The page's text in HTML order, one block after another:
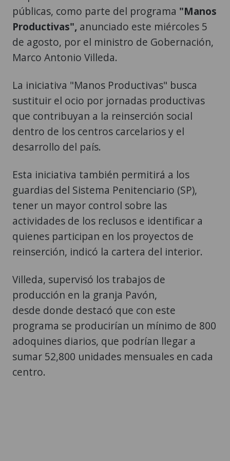
públicas, como parte del programa "Manos
Productivas", anunciado este miércoles 5
de agosto, por el ministro de Gobernación,
Marco Antonio Villeda.
La iniciativa "Manos Productivas" busca
sustituir el ocio por jornadas productivas
que contribuyan a la reinserción social
dentro de los centros carcelarios y el
desarrollo del país.
Esta iniciativa también permitirá a los
guardias del Sistema Penitenciario (SP),
tener un mayor control sobre las
actividades de los reclusos e identificar a
quienes participan en los proyectos de
reinserción, indicó la cartera del interior.
Villeda, supervisó los trabajos de
producción en la granja Pavón,
desde donde destacó que con este
programa se producirían un mínimo de 800
adoquines diarios, que podrían llegar a
sumar 52,800 unidades mensuales en cada
centro.